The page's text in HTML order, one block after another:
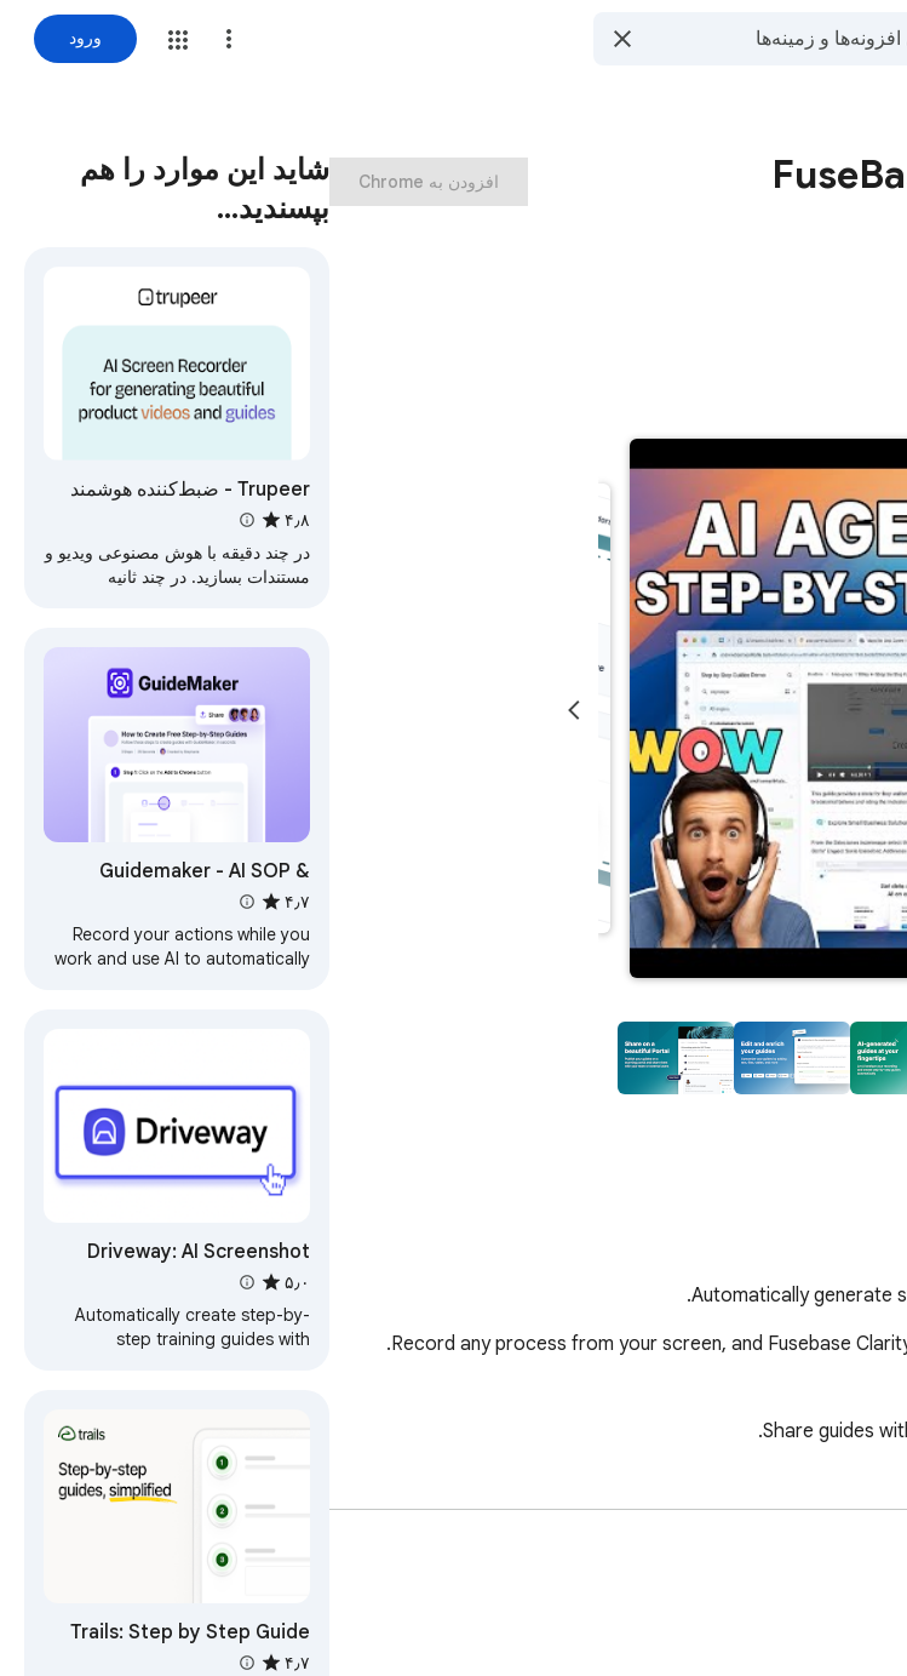
ورود
‏افزودن به Chrome
Automatically generate
شاید این موارد را هم
بپسندید…
Trupeer - ضبط‌کننده هوشمند
صفحه برای مستندسازی ویدیو،
SOP و اسکرین‌شات
۴٫۸
در چند دقیقه با هوش مصنوعی ویدیو و
مستندات بسازید. در چند ثانیه
Guidemaker - AI SOP &
Step-by-Step Guides
۴٫۷
Record your actions while you
work and use AI to automatically
Driveway: AI Screenshot
Guides, SOPs, & Demos
۵٫۰
Automatically create step-by-
step training guides with
Trails: Step by Step Guide
Creator
۴٫۷